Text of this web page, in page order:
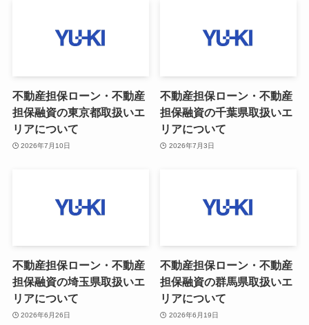
不動産担保ローン・不動産
担保融資の東京都取扱いエ
リアについて
2026年7月10日
不動産担保ローン・不動産
担保融資の千葉県取扱いエ
リアについて
2026年7月3日
不動産担保ローン・不動産
担保融資の埼玉県取扱いエ
リアについて
2026年6月26日
不動産担保ローン・不動産
担保融資の群馬県取扱いエ
リアについて
2026年6月19日